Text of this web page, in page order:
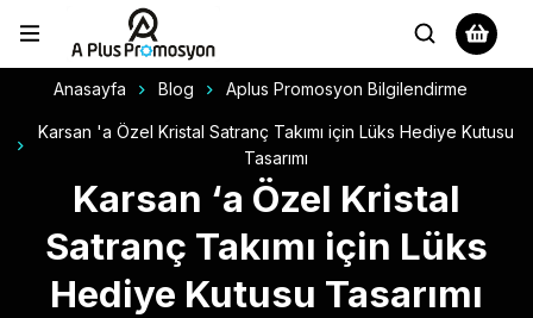
Anasayfa Blog Aplus Promosyon Bilgilendirme
Karsan 'a Özel Kristal Satranç Takımı için Lüks Hediye Kutusu
Tasarımı
Karsan ‘a Özel Kristal
Satranç Takımı için Lüks
Hediye Kutusu Tasarımı